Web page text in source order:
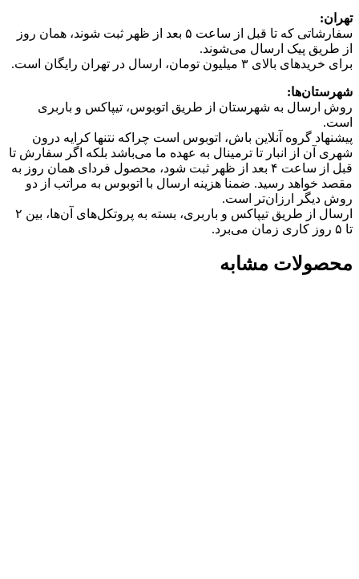
تهران:
سفارشاتی که تا قبل از ساعت ۵ بعد از ظهر ثبت شوند، همان روز
از طریق پیک ارسال می‌شوند.
برای خریدهای بالای ۳ میلیون تومان، ارسال در تهران رایگان است.
شهرستان‌ها:
روش ارسال به شهرستان از طریق اتوبوس، تیپاکس و باربری
است.
پیشنهاد گروه آنلاین باش، اتوبوس است چرا‌که نتنها کرایه درون
شهری آن از انبار تا ترمینال به عهده ما می‌باشد بلکه اگر سفارش تا
قبل از ساعت ۴ بعد از ظهر ثبت شود، محصول فردای همان روز به
مقصد خواهد رسید. ضمنا هزینه ارسال با اتوبوس به مراتب از دو
روش دیگر ارزان‌تر است.
ارسال از طریق تیپاکس و باربری، بسته به پروتکل‌های آن‌ها، بین ۲
تا ۵ روز کاری زمان می‌برد.
محصولات مشابه